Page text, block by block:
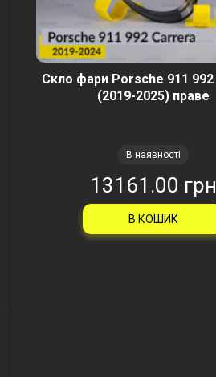
Скло фари Porsche 911
(2019-2025) праве
В наявності
13161.00 грн
В КОШИК